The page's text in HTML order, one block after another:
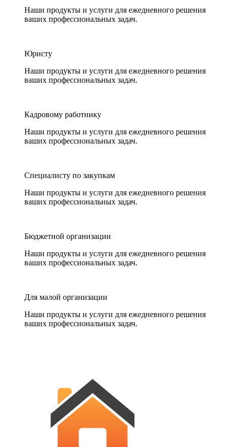
Наши продукты и услуги для ежедневного решения
ваших профессиональных задач.
Юристу
Наши продукты и услуги для ежедневного решения
ваших профессиональных задач.
Кадровому работнику
Наши продукты и услуги для ежедневного решения
ваших профессиональных задач.
Специалисту по закупкам
Наши продукты и услуги для ежедневного решения
ваших профессиональных задач.
Бюджетной организации
Наши продукты и услуги для ежедневного решения
ваших профессиональных задач.
Для малой организации
Наши продукты и услуги для ежедневного решения
ваших профессиональных задач.